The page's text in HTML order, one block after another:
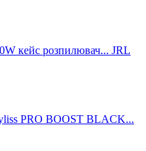
кейс розпилювач... JRL
PRO BOOST BLACK...